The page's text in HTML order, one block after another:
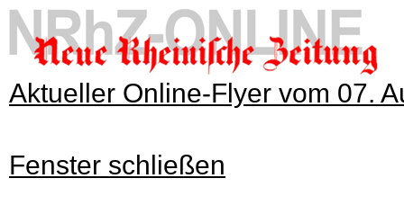
Aktueller Online-Flyer vom 07.
Fenster schließen